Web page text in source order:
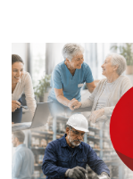
Anbieter:
Google
Zweck:
google maps
Cookie
1 year